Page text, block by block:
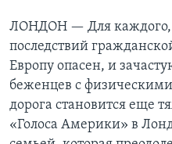
ЛОНДОН — Для каждого,
последствий
Европу опасен, и
беженцев c
дорога становится еще
«Голоса Америки» в